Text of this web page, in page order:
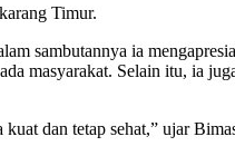
Timur.
sambutannya ia
masyarakat. Selain itu, ia
dan tetap sehat,” ujar